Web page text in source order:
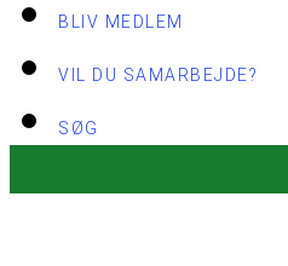
BLIV MEDLEM
VIL DU SAMARBEJDE?
SØG